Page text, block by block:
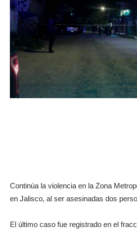
Continúa la violencia en la Zona
en Jalisco, al ser asesinadas dos
El último caso fue registrado en el